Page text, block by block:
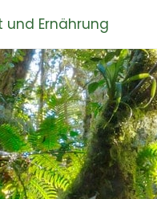
und Ernährung